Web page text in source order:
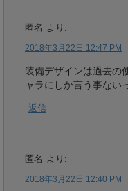
匿名 より:
2018年3月22日 12:47 PM
装備デザインは過去の
ャラにしか言う事ない
返信
匿名 より:
2018年3月22日 12:40 PM